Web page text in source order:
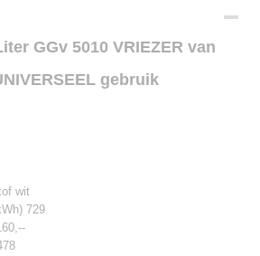
GGv 5010 VRIEZER van
gebruik
wit
729